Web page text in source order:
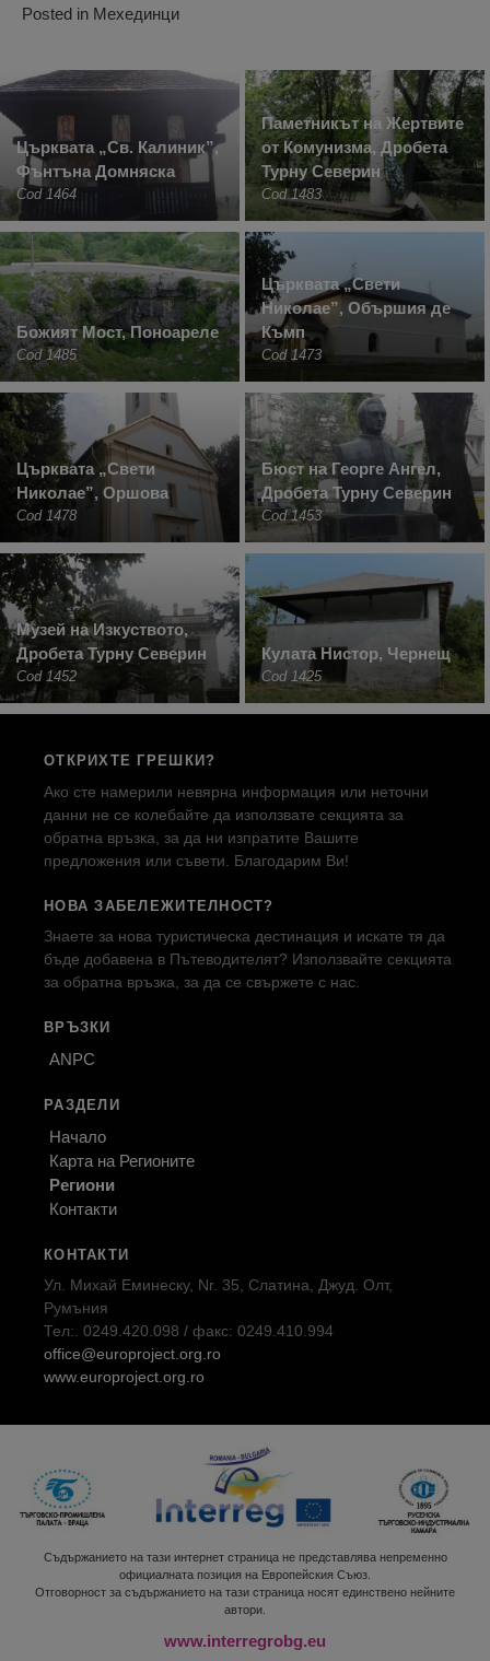
Posted in Мехединци
Църквата „Св. Калиник”,
Фънтъна Домняска
Cod 1464
Паметникът на Жертвите
от Комунизма, Дробета
Турну Северин
Cod 1483
Божият Мост, Поноареле
Cod 1485
Църквата „Свети
Николае”, Обършия де
Къмп
Cod 1473
Църквата „Свети
Николае”, Оршова
Cod 1478
Бюст на Георге Ангел,
Дробета Турну Северин
Cod 1453
Музей на Изкуството,
Дробета Турну Северин
Cod 1452
Кулата Нистор, Чернещ
Cod 1425
ОТКРИХТЕ ГРЕШКИ?
Ако сте намерили невярна информация или неточни
данни не се колебайте да използвате секцията за
обратна връзка, за да ни изпратите Вашите
предложения или съвети. Благодарим Ви!
НОВА ЗАБЕЛЕЖИТЕЛНОСТ?
Знаете за нова туристическа дестинация и искате тя да
бъде добавена в Пътеводителят? Използвайте секцията
за обратна връзка, за да се свържете с нас.
ВРЪЗКИ
ANPC
РАЗДЕЛИ
Начало
Карта на Регионите
Региони
Контакти
КОНТАКТИ
Ул. Михай Еминеску, Nr. 35, Слатина, Джуд. Олт,
Румъния
Тел:. 0249.420.098 / факс: 0249.410.994
office@europroject.org.ro
www.europroject.org.ro
Съдържанието на тази интернет страница не представлява непременно
официалната позиция на Европейския Съюз.
Отговорност за съдържанието на тази страница носят единствено нейните
автори.
www.interregrobg.eu